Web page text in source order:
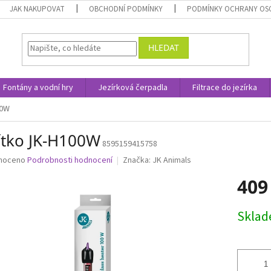
JAK NAKUPOVAT OBCHODNÍ PODMÍNKY PODMÍNKY OCHRANY
HLEDAT
Fontány a vodní hry Jezírková čerpadla Filtrace do jezírka
JK-H100W8595159415758
Podrobnosti hodnocení Značka: JK Animals
cena: